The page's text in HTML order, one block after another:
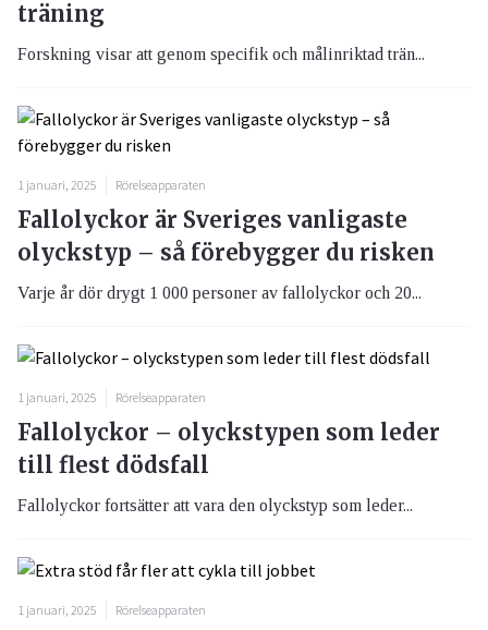
träning
Forskning visar att genom specifik och målinriktad trän...
1 januari, 2025 Rörelseapparaten
Fallolyckor är Sveriges vanligaste
olyckstyp – så förebygger du risken
Varje år dör drygt 1 000 personer av fallolyckor och 20...
1 januari, 2025 Rörelseapparaten
Fallolyckor – olyckstypen som leder
till flest dödsfall
Fallolyckor fortsätter att vara den olyckstyp som leder...
1 januari, 2025 Rörelseapparaten